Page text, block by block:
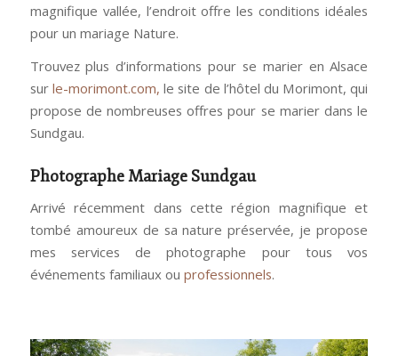
magnifique vallée, l’endroit offre les conditions idéales
pour un mariage Nature.
Trouvez plus d’informations pour se marier en Alsace
sur le-morimont.com, le site de l’hôtel du Morimont, qui
propose de nombreuses offres pour se marier dans le
Sundgau.
Photographe Mariage Sundgau
Arrivé récemment dans cette région magnifique et
tombé amoureux de sa nature préservée, je propose
mes services de photographe pour tous vos
événements familiaux ou professionnels.